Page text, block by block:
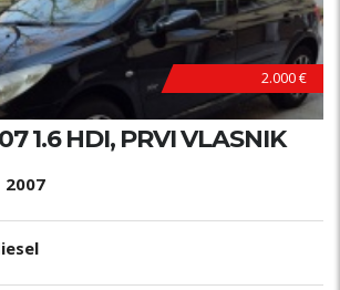
2.000 €
1.6 HDI, PRVI VLASNIK
2007